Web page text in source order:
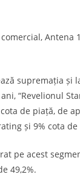
Antena 1
și la
“Revelionul
de piață, de
și 9% cota de
pe acest
49,2%.